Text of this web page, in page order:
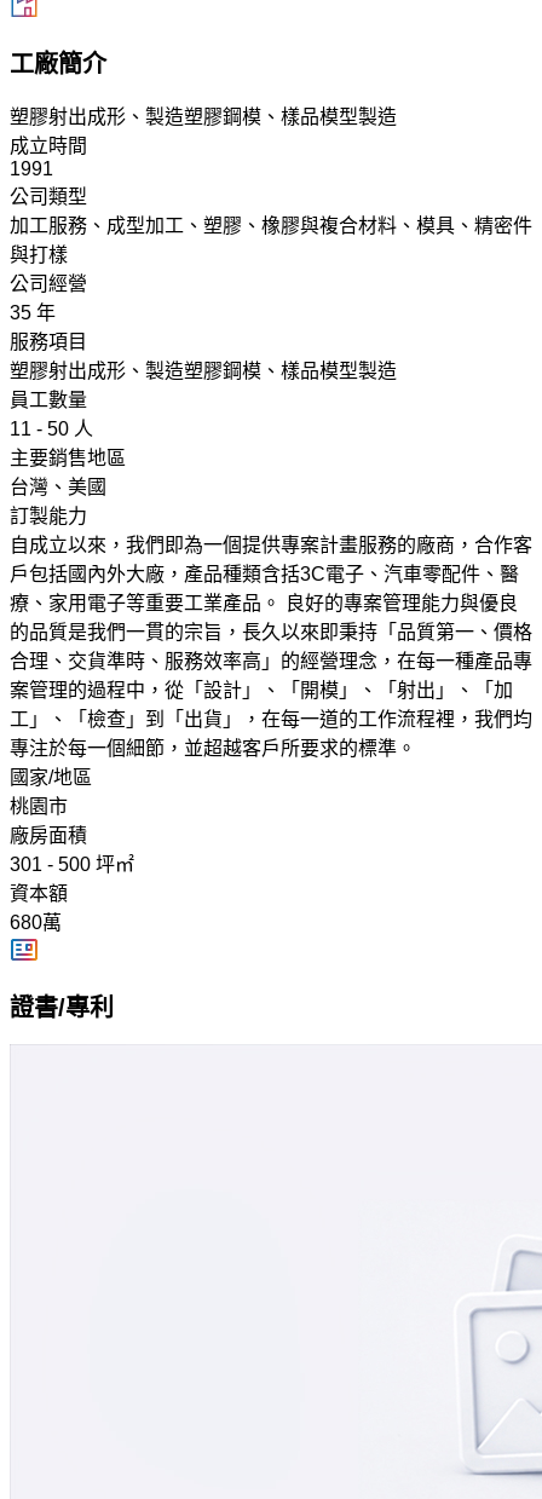
工廠簡介
塑膠射出成形、製造塑膠鋼模、樣品模型製造
成立時間
1991
公司類型
加工服務、成型加工、塑膠、橡膠與複合材料、模具、精密件
與打樣
公司經營
35 年
服務項目
塑膠射出成形、製造塑膠鋼模、樣品模型製造
員工數量
11 - 50 人
主要銷售地區
台灣、美國
訂製能力
自成立以來，我們即為一個提供專案計畫服務的廠商，合作客
戶包括國內外大廠，產品種類含括3C電子、汽車零配件、醫
療、家用電子等重要工業產品。 良好的專案管理能力與優良
的品質是我們一貫的宗旨，長久以來即秉持「品質第一、價格
合理、交貨準時、服務效率高」的經營理念，在每一種產品專
案管理的過程中，從「設計」、「開模」、「射出」、「加
工」、「檢查」到「出貨」，在每一道的工作流程裡，我們均
專注於每一個細節，並超越客戶所要求的標準。
國家/地區
桃園市
廠房面積
301 - 500 坪㎡
資本額
680萬
證書/專利